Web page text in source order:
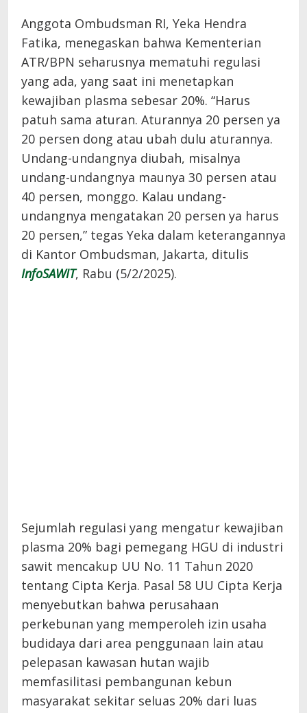
Anggota Ombudsman RI, Yeka Hendra
Fatika, menegaskan bahwa Kementerian
ATR/BPN seharusnya mematuhi regulasi
yang ada, yang saat ini menetapkan
kewajiban plasma sebesar 20%. “Harus
patuh sama aturan. Aturannya 20 persen ya
20 persen dong atau ubah dulu aturannya.
Undang-undangnya diubah, misalnya
undang-undangnya maunya 30 persen atau
40 persen, monggo. Kalau undang-
undangnya mengatakan 20 persen ya harus
20 persen,” tegas Yeka dalam keterangannya
di Kantor Ombudsman, Jakarta, ditulis
InfoSAWIT, Rabu (5/2/2025).
Sejumlah regulasi yang mengatur kewajiban
plasma 20% bagi pemegang HGU di industri
sawit mencakup UU No. 11 Tahun 2020
tentang Cipta Kerja. Pasal 58 UU Cipta Kerja
menyebutkan bahwa perusahaan
perkebunan yang memperoleh izin usaha
budidaya dari area penggunaan lain atau
pelepasan kawasan hutan wajib
memfasilitasi pembangunan kebun
masyarakat sekitar seluas 20% dari luas